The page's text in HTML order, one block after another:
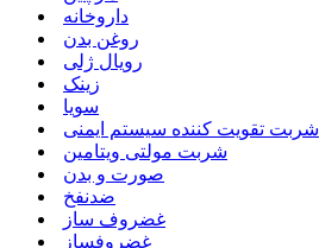
داروخانه
روغن بدن
رویال ژلی
زینک
سویا
شربت تقویت کننده سیستم ایمنی
شربت مولتی ویتامین
صورت و بدن
ضدنفخ
غضروف ساز
غضروفساز